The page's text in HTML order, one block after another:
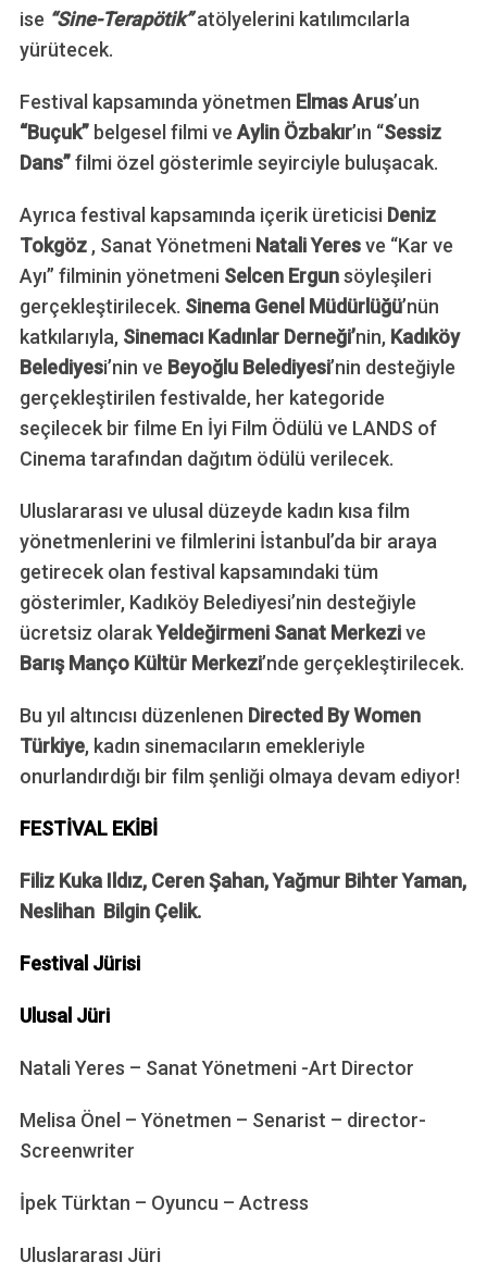
ise “Sine-Terapötik”atölyelerini katılımcılarla
yürütecek.
Festival kapsamında yönetmen Elmas Arus’un
“Buçuk”belgesel filmi ve Aylin Özbakır’ın “Sessiz
Dans”filmi özel gösterimle seyirciyle buluşacak.
Ayrıca festival kapsamında içerik üreticisi Deniz
Tokgöz, Sanat Yönetmeni Natali Yeresve “Kar ve
Ayı” filminin yönetmeni Selcen Ergunsöyleşileri
gerçekleştirilecek. Sinema Genel Müdürlüğü’nün
katkılarıyla, Sinemacı Kadınlar Derneği’nin, Kadıköy
Belediyesi’nin ve Beyoğlu Belediyesi’nin desteğiyle
gerçekleştirilen festivalde, her kategoride
seçilecek bir filme En İyi Film Ödülü ve LANDS of
Cinema tarafından dağıtım ödülü verilecek.
Uluslararası ve ulusal düzeyde kadın kısa film
yönetmenlerini ve filmlerini İstanbul’da bir araya
getirecek olan festival kapsamındaki tüm
gösterimler, Kadıköy Belediyesi’nin desteğiyle
ücretsiz olarakYeldeğirmeni Sanat Merkezive
Barış Manço Kültür Merkezi’nde gerçekleştirilecek.
Bu yıl altıncısı düzenlenen Directed By Women
Türkiye, kadın sinemacıların emekleriyle
onurlandırdığı bir film şenliği olmaya devam ediyor!
FESTİVAL EKİBİ
Filiz Kuka Ildız, Ceren Şahan, Yağmur Bihter Yaman,
Neslihan Bilgin Çelik.
Festival Jürisi
Ulusal Jüri
Natali Yeres – Sanat Yönetmeni -Art Director
Melisa Önel – Yönetmen – Senarist – director-
Screenwriter
İpek Türktan – Oyuncu – Actress
Uluslararası Jüri